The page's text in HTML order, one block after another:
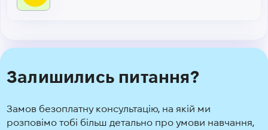
Залишились питання?
Замов безоплатну консультацію, на якій ми
розповімо тобі більш детально про умови навчання,